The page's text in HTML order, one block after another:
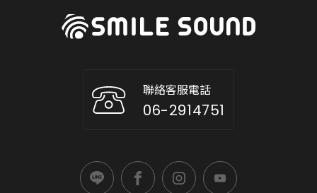
聯絡客服電話
06-2914751